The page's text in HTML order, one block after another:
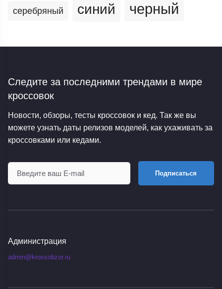
серебряный синий черный
Следите за последними трендами в мире
кроссовок
Новости, обзоры, тесты кроссовок и кед. Так же вы
можете узнать даты релизов моделей, как ухаживать за
кроссовками или кедами.
Подписаться
Администрация
admin@krossobzor.ru